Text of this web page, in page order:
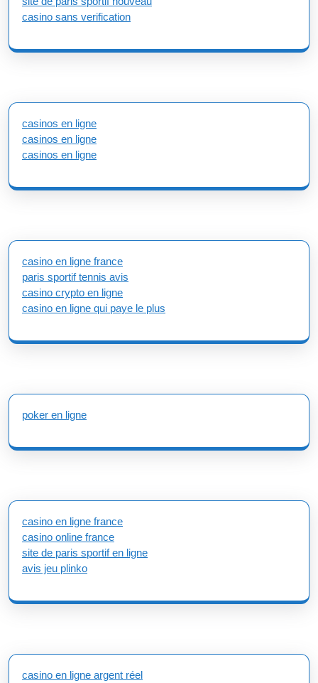
casino sans verification
casinos en ligne
casinos en ligne
casinos en ligne
casino en ligne france
paris sportif tennis avis
casino crypto en ligne
casino en ligne qui paye le plus
poker en ligne
casino en ligne france
casino online france
site de paris sportif en ligne
avis jeu plinko
casino en ligne argent réel